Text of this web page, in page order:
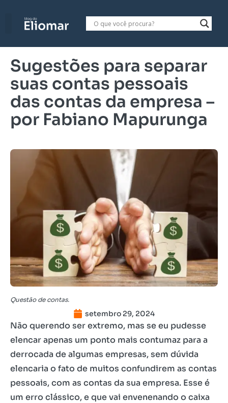
Sugestões para separar
suas contas pessoais
das contas da empresa –
por Fabiano Mapurunga
Questão de contas.
setembro 29, 2024
Não querendo ser extremo, mas se eu pudesse
elencar apenas um ponto mais contumaz para a
derrocada de algumas empresas, sem dúvida
elencaria o fato de muitos confundirem as contas
pessoais, com as contas da sua empresa. Esse é
um erro clássico, e que vai envenenando o caixa